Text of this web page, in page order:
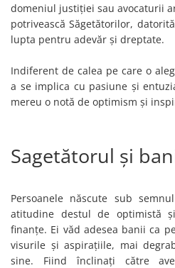
domeniul justiției sau avocaturii
potrivească Săgetătorilor,
lupta pentru adevăr și dreptate.
Indiferent de calea pe care o
a se implica cu pasiune și
mereu o notă de optimism și
Sagetătorul și
Persoanele născute sub
atitudine destul de optimistă
finanțe. Ei văd adesea banii ca
visurile și aspirațiile, mai
sine. Fiind înclinați către